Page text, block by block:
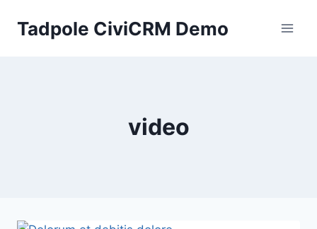
Tadpole CiviCRM Demo
video